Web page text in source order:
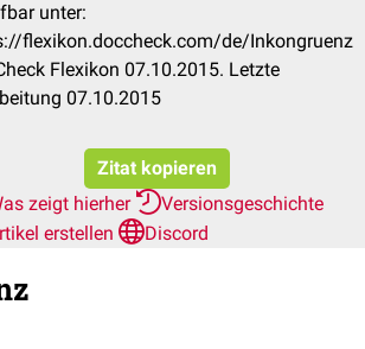
unter:
flexikon.doccheck.com/de/Inkongruenz
Flexikon 07.10.2015. Letzte
07.10.2015
Zitat kopieren
zeigt hierher
Versionsgeschichte
erstellen
Discord